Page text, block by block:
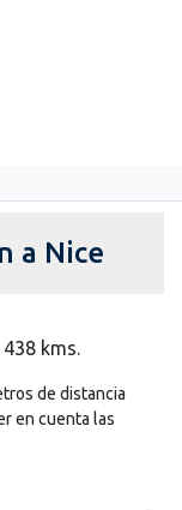
a Nice
kms.
de distancia
en cuenta las